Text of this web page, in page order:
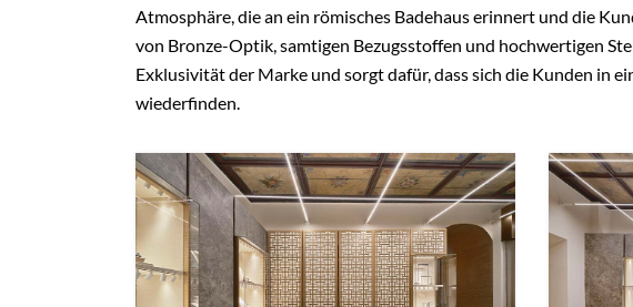
Atmosphäre, die an ein römisches Badehaus erinnert und die
von Bronze-Optik, samtigen Bezugsstoffen und hochwertigen
Exklusivität der Marke und sorgt dafür, dass sich die Kunden in
wiederfinden.